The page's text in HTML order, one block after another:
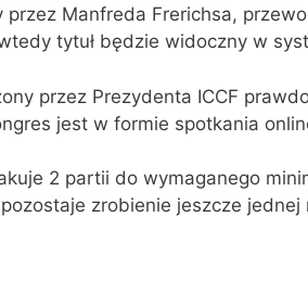
Manfreda Frerichsa,
tytuł będzie widoczny w
przez Prezydenta ICCF
jest w formie spotkania
2 partii do wymaganego
zrobienie jeszcze jednej